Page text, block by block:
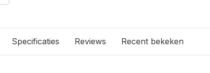
Specificaties Reviews Recent bekeken